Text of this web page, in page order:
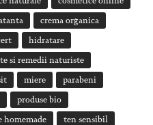
crema organica
hidratare
si remedii naturiste
miere parabeni
produse bio
homemade ten sensibil